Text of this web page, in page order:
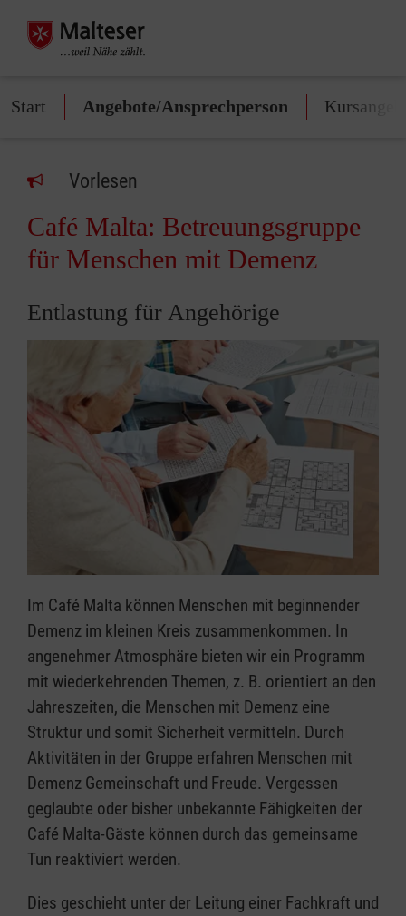
Start Angebote/Ansprechperson
Vorlesen
Café Malta: Betreuungsgruppe
für Menschen mit Demenz
Entlastung für Angehörige
Im Café Malta können Menschen mit beginnender
Demenz im kleinen Kreis zusammenkommen. In
angenehmer Atmosphäre bieten wir ein Programm
mit wiederkehrenden Themen, z. B. orientiert an den
Jahreszeiten, die Menschen mit Demenz eine
Struktur und somit Sicherheit vermitteln. Durch
Aktivitäten in der Gruppe erfahren Menschen mit
Demenz Gemeinschaft und Freude. Vergessen
geglaubte oder bisher unbekannte Fähigkeiten der
Café Malta-Gäste können durch das gemeinsame
Tun reaktiviert werden.
Dies geschieht unter der Leitung einer Fachkraft und